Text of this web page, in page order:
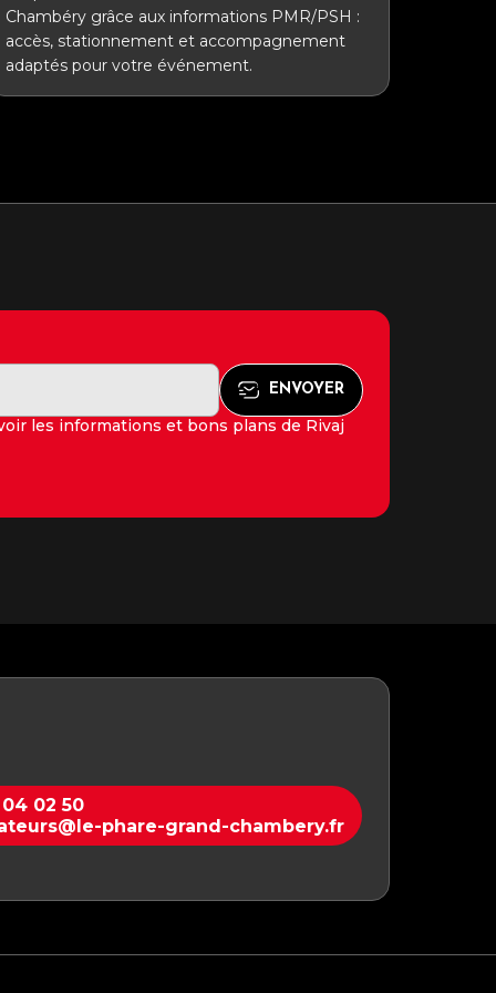
Chambéry grâce aux informations PMR/PSH :
accès, stationnement et accompagnement
adaptés pour votre événement.
les informations et bons plans de Rivaj
02 50
phare-grand-chambery.fr